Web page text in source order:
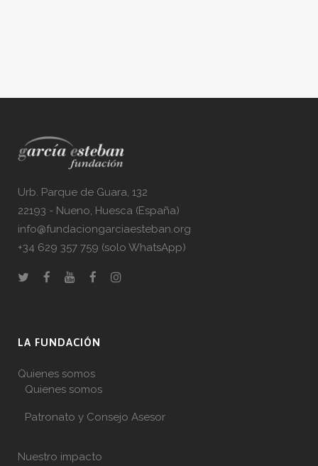
Urb. Parque de Guara, 132
22193 - Nueno, Huesca (España)
info@fundaciongarciaesteban.org
+34 629 357 759 (solo WhatsApp)
LA FUNDACIÓN
Quienes somos
Quienes somos
Patronato y Consejo Asesor
Nuestro impacto